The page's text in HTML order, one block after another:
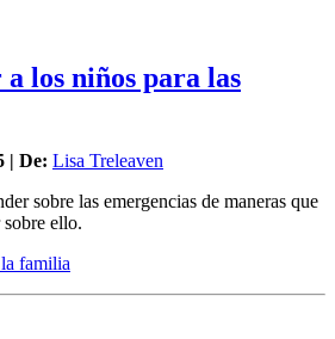
los niños para las
| De: Lisa Treleaven
sobre las emergencias de maneras que
ello.
familia